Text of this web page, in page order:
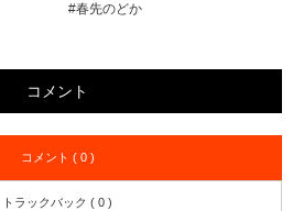
#春先のどか
コメント
コメント ( 0 )
トラックバック ( 0 )